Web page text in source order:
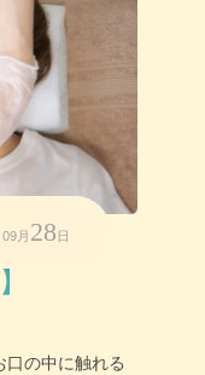
09月 28 日
口の中に触れる